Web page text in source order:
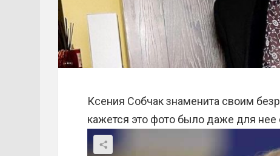
Ксения Собчак знаменита своим
кажется это фото было даже для